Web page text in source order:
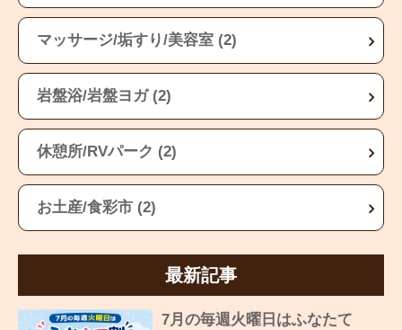
マッサージ/垢すり/美容室 (2)
岩盤浴/岩盤ヨガ (2)
休憩所/RVパーク (2)
お土産/食彩市 (2)
最新記事
7月の毎週火曜日はふなたて